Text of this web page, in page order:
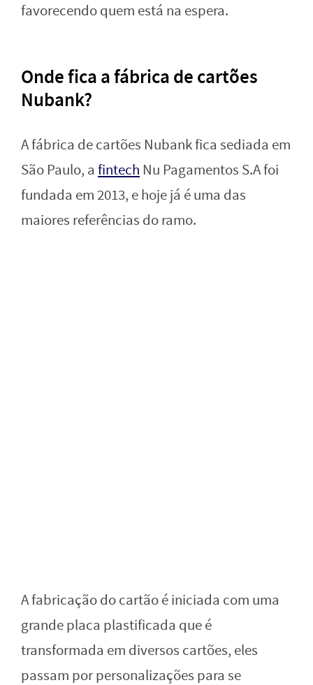
favorecendo quem está na espera.
Onde fica a fábrica de cartões
Nubank?
A fábrica de cartões Nubank fica sediada em
São Paulo, a fintech Nu Pagamentos S.A foi
fundada em 2013, e hoje já é uma das
maiores referências do ramo.
A fabricação do cartão é iniciada com uma
grande placa plastificada que é
transformada em diversos cartões, eles
passam por personalizações para se